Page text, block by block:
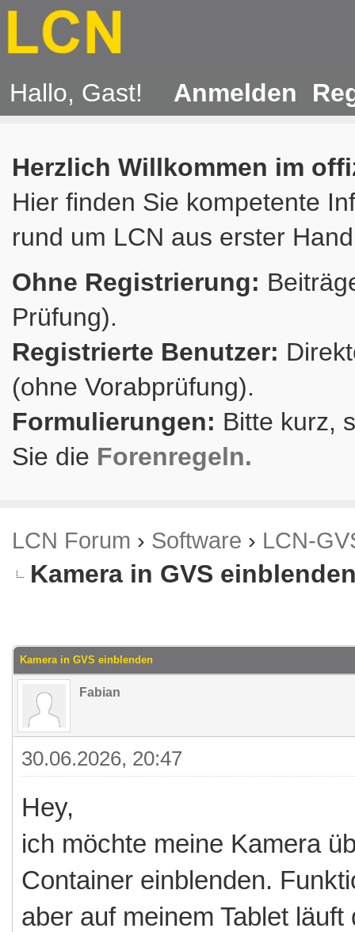
Hallo, Gast! Anmelden
Herzlich Willkommen im
Hier finden Sie kompetente
rund um LCN aus erster
Ohne Registrierung:
Prüfung).
Registrierte Benutzer:
(ohne Vorabprüfung).
Formulierungen: Bitte kurz,
Sie die Forenregeln.
LCN Forum › Software › LCN-
Kamera in GVS
Kamera in GVS einblenden
Fabian
30.06.2026, 20:47
Hey,
ich möchte meine Kamera
Container einblenden.
aber auf meinem Tablet